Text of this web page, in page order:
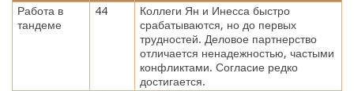
Работа в
тандеме
44
Коллеги Ян и Инесса быстро
срабатываются, но до первых
трудностей. Деловое партнерство
отличается ненадежностью, частыми
конфликтами. Согласие редко
достигается.